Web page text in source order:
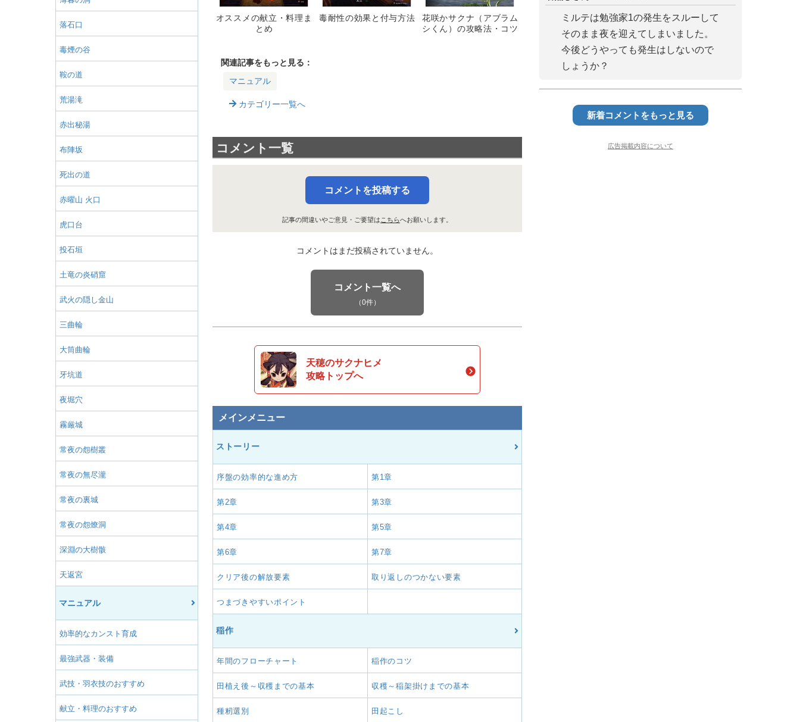
落石口
毒煙の谷
鞍の道
荒湯滝
赤出秘湯
布陣坂
死出の道
赤曜山 火口
虎口台
投石垣
土竜の炎硝窟
武火の隠し金山
三曲輪
大筒曲輪
牙坑道
夜堀穴
霧厳城
常夜の怨樹叢
常夜の無尽瀧
常夜の裏城
常夜の怨燎洞
深淵の大樹骸
天返宮
マニュアル
効率的なカンスト育成
最強武器・装備
武技・羽衣技のおすすめ
献立・料理のおすすめ
オススメの献立・料理ま
とめ
毒耐性の効果と付与方法
花咲かサクナ（アブラム
シくん）の攻略法・コツ
関連記事をもっと見る：
マニュアル
カテゴリー一覧へ
コメント一覧
コメントを投稿する
記事の間違いやご意見・ご要望は こちらへお願いします。
コメントはまだ投稿されていません。
コメント一覧へ
（0件）
天穂のサクナヒメ
攻略トップへ
メインメニュー
ストーリー
序盤の効率的な進め方 第1章
第2章 第3章
第4章 第5章
第6章 第7章
クリア後の解放要素 取り返しのつかない要素
つまづきやすいポイント
稲作
年間のフローチャート 稲作のコツ
田植え後～収穫までの基本 収穫～稲架掛けまでの基本
種籾選別 田起こし
ミルテは勉強家1の発生をスルーして
そのまま夜を迎えてしまいました。
今後どうやっても発生はしないので
しょうか？
新着コメントをもっと見る
広告掲載内容について